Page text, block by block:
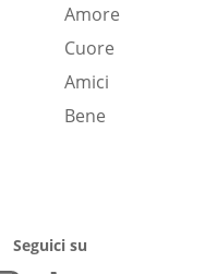
Amore
Cuore
Amici
Bene
Seguici su